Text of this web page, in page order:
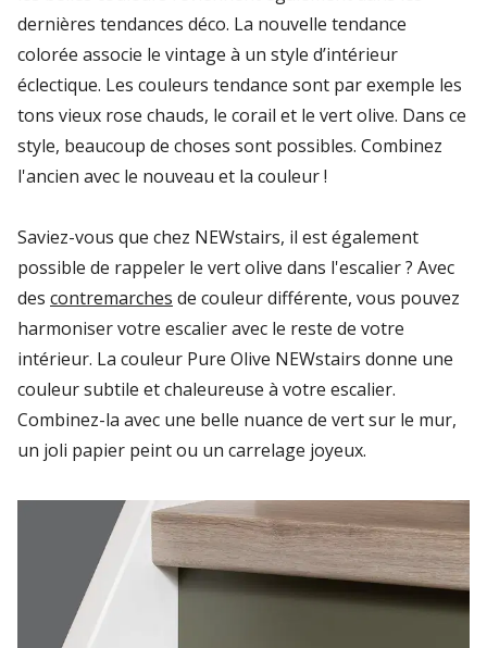
dernières tendances déco. La nouvelle tendance
colorée associe le vintage à un style d’intérieur
éclectique. Les couleurs tendance sont par exemple les
tons vieux rose chauds, le corail et le vert olive. Dans ce
style, beaucoup de choses sont possibles. Combinez
l'ancien avec le nouveau et la couleur !
Saviez-vous que chez NEWstairs, il est également
possible de rappeler le vert olive dans l'escalier ? Avec
des contremarches de couleur différente, vous pouvez
harmoniser votre escalier avec le reste de votre
intérieur. La couleur Pure Olive NEWstairs donne une
couleur subtile et chaleureuse à votre escalier.
Combinez-la avec une belle nuance de vert sur le mur,
un joli papier peint ou un carrelage joyeux.